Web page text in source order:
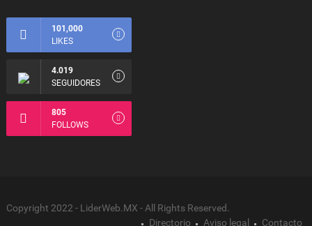
101,000
LIKES
4.019
SEGUIDORES
805
FOLLOWS
Copyright 2022 - LiderWeb.MX - All Rights Reserved.
Directorio
Aviso legal Contacto